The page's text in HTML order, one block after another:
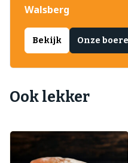
Walsberg
Bekijk Onze
Ook lekker